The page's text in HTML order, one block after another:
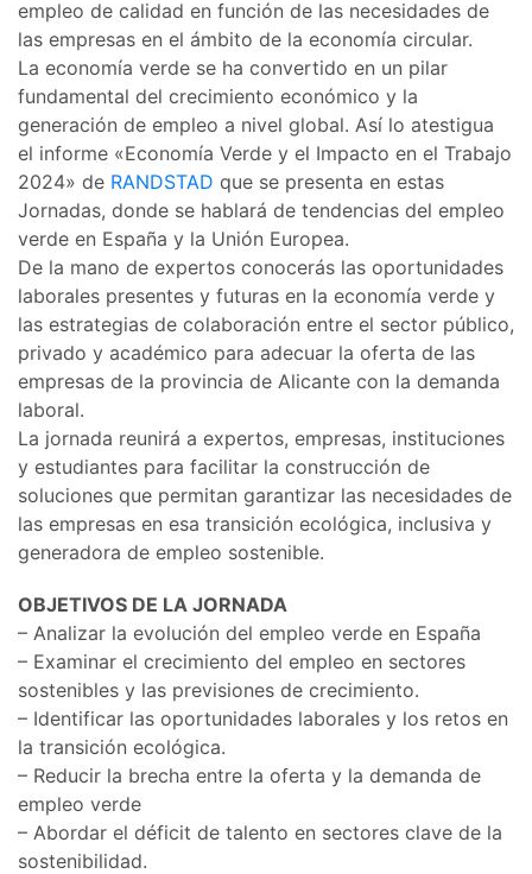
empleo de calidad en función de las necesidades de
las empresas en el ámbito de la economía circular.
La economía verde se ha convertido en un pilar
fundamental del crecimiento económico y la
generación de empleo a nivel global. Así lo atestigua
el informe «Economía Verde y el Impacto en el Trabajo
2024» de RANDSTAD que se presenta en estas
Jornadas, donde se hablará de tendencias del empleo
verde en España y la Unión Europea.
De la mano de expertos conocerás las oportunidades
laborales presentes y futuras en la economía verde y
las estrategias de colaboración entre el sector público,
privado y académico para adecuar la oferta de las
empresas de la provincia de Alicante con la demanda
laboral.
La jornada reunirá a expertos, empresas, instituciones
y estudiantes para facilitar la construcción de
soluciones que permitan garantizar las necesidades de
las empresas en esa transición ecológica, inclusiva y
generadora de empleo sostenible.
OBJETIVOS DE LA JORNADA
– Analizar la evolución del empleo verde en España
– Examinar el crecimiento del empleo en sectores
sostenibles y las previsiones de crecimiento.
– Identificar las oportunidades laborales y los retos en
la transición ecológica.
– Reducir la brecha entre la oferta y la demanda de
empleo verde
– Abordar el déficit de talento en sectores clave de la
sostenibilidad.